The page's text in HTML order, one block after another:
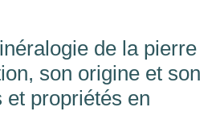
de la pierre
son origine et son
et propriétés en